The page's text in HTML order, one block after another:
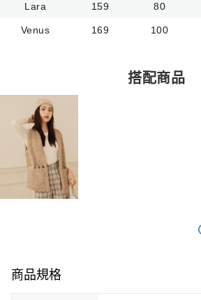
Lara 159 80
Venus 169 100
搭配商品
商品規格